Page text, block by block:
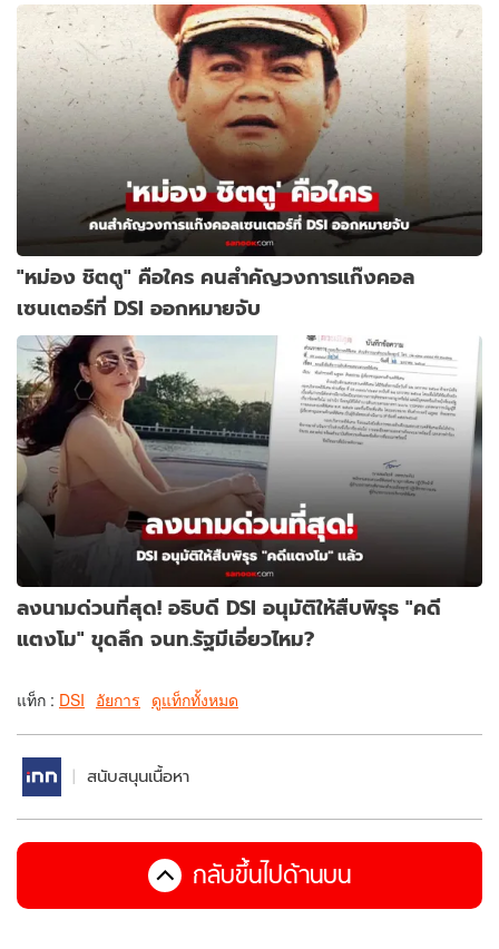
"หม่อง ชิตตู" คือใคร คนสำคัญวงการแก๊งคอล
เซนเตอร์ที่ DSI ออกหมายจับ
ลงนามด่วนที่สุด! อธิบดี DSI อนุมัติให้สืบพิรุธ "คดี
แตงโม" ขุดลึก จนท.รัฐมีเอี่ยวไหม?
แท็ก : DSI อัยการ ดูแท็กทั้งหมด
สนับสนุนเนื้อหา
กลับขึ้นไปด้านบน